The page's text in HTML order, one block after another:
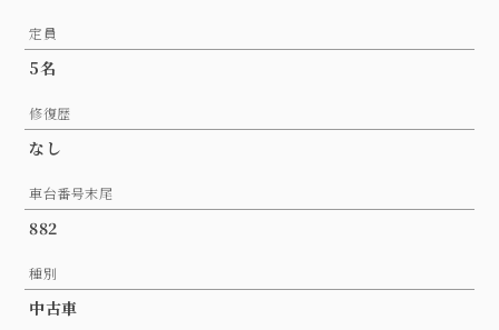
定員
5名
修復歴
なし
車台番号末尾
882
種別
中古車